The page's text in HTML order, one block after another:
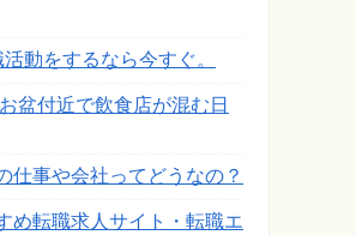
動をするなら今すぐ。
盆付近で飲食店が混む日
仕事や会社ってどうなの？
め転職求人サイト・転職エ